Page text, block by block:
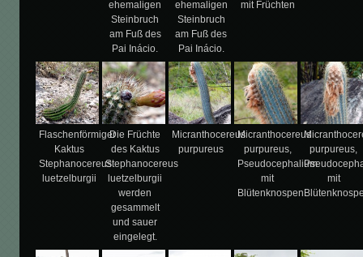
ehemaligen
Steinbruch
am Fuß des
Pai Inácio.
ehemaligen
Steinbruch
am Fuß des
Pai Inácio.
mit Früchten
Flaschenförmiger
Kaktus
Stephanocereus
luetzelburgii
Die Früchte
des Kaktus
Stephanocereus
luetzelburgii
werden
gesammelt
und sauer
eingelegt.
Micranthocereus
purpureus
Micranthocereus
purpureus,
Pseudocephalium
mit
Blütenknospen.
purpureus,
mit